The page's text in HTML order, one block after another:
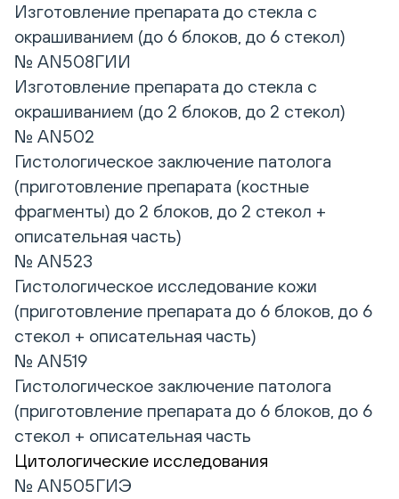
Изготовление препарата до стекла с
окрашиванием (до 6 блоков, до 6 стекол)
№ AN508ГИИ
Изготовление препарата до стекла с
окрашиванием (до 2 блоков, до 2 стекол)
№ AN502
Гистологическое заключение патолога
(приготовление препарата (костные
фрагменты) до 2 блоков, до 2 стекол +
описательная часть)
№ AN523
Гистологическое исследование кожи
(приготовление препарата до 6 блоков, до 6
стекол + описательная часть)
№ AN519
Гистологическое заключение патолога
(приготовление препарата до 6 блоков, до 6
стекол + описательная часть
Цитологические исследования
№ AN505ГИЭ